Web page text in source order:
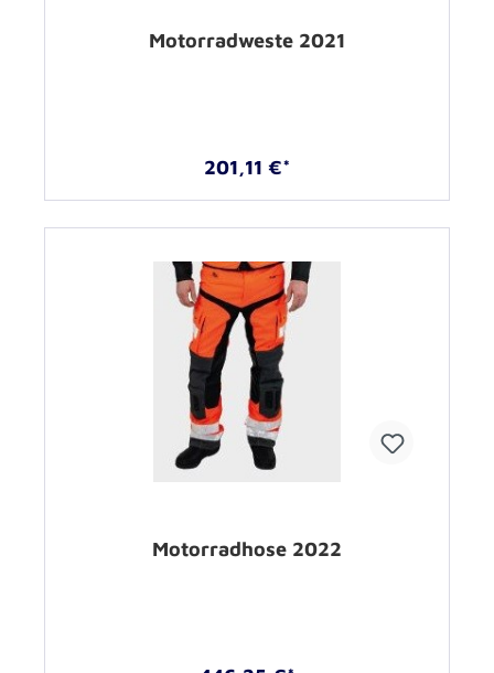
Motorradweste 2021
201,11 €*
Motorradhose 2022